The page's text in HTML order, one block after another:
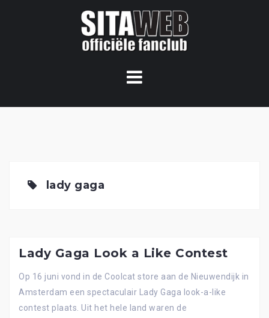
lady gaga
Lady Gaga Look a Like Contest
Op 16 juni vond in de Coolcat store aan de Nieuwendijk in
Amsterdam een spectaculair Lady Gaga look-a-like
contest plaats. Uit het hele land waren de